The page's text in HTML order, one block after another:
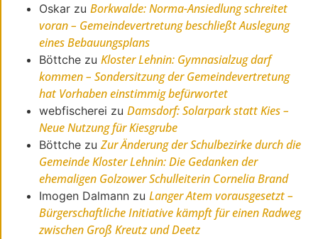
Oskar zuBorkwalde: Norma-Ansiedlung schreitet
voran – Gemeindevertretung beschließt Auslegung
eines Bebauungsplans
Böttche zuKloster Lehnin: Gymnasialzug darf
kommen – Sondersitzung der Gemeindevertretung
hat Vorhaben einstimmig befürwortet
webfischerei zuDamsdorf: Solarpark statt Kies –
Neue Nutzung für Kiesgrube
Böttche zuZur Änderung der Schulbezirke durch die
Gemeinde Kloster Lehnin: Die Gedanken der
ehemaligen Golzower Schulleiterin Cornelia Brand
Imogen Dalmann zuLanger Atem vorausgesetzt –
Bürgerschaftliche Initiative kämpft für einen Radweg
zwischen Groß Kreutz und Deetz